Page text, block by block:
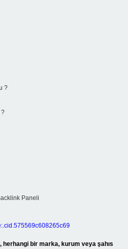
?
?
herhangi bir marka, kurum veya şahıs